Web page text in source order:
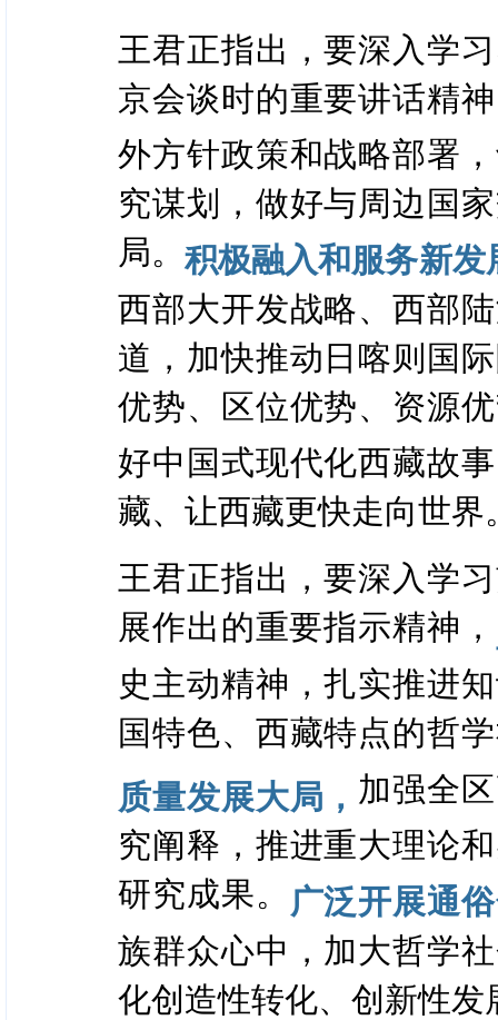
王君正指出，要深入学
京会谈时的重要讲话精
外方针政策和战略部署
究谋划，做好与周边国
局。积极融入和服务新发
西部大开发战略、西部
道，加快推动日喀则国
优势、区位优势、资源
好中国式现代化西藏故
藏、让西藏更快走向世界
王君正指出，要深入学
展作出的重要指示精神，
史主动精神，扎实推进
国特色、西藏特点的哲
质量发展大局， 加强全
究阐释，推进重大理论
研究成果。
广泛开展通
族群众心中，加大哲学
化创造性转化、创新性发